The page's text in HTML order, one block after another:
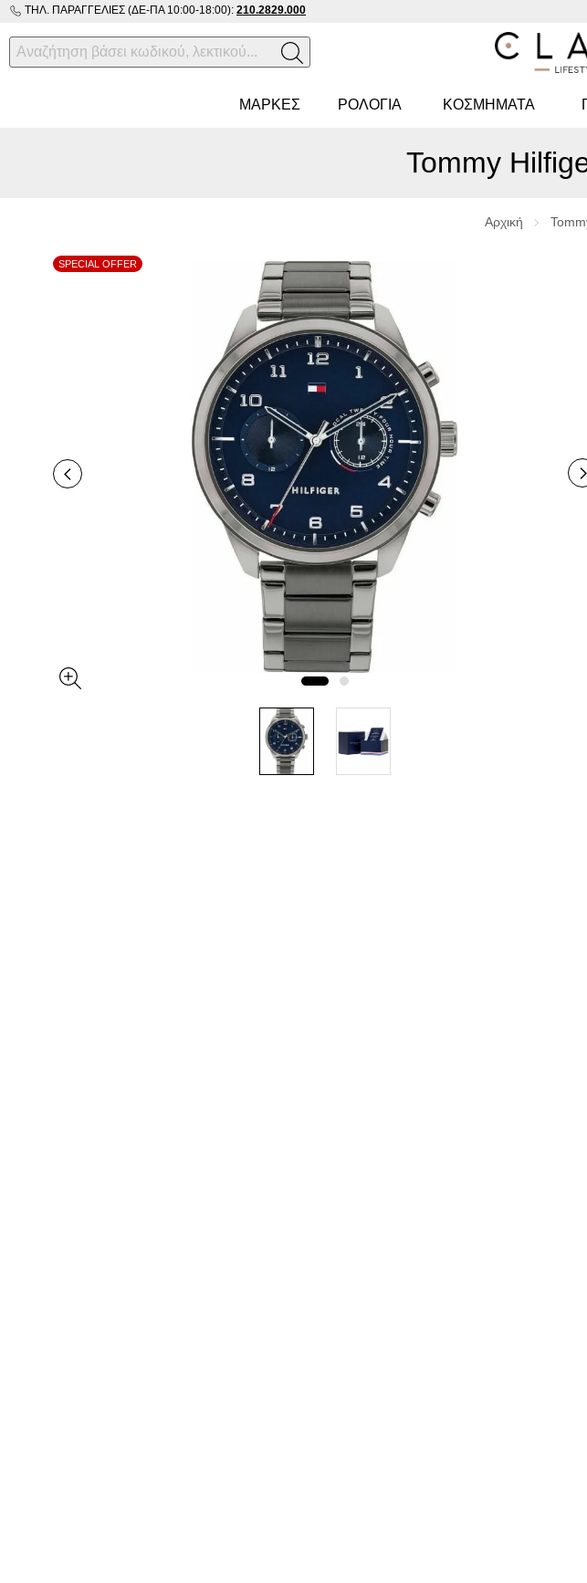
ΤΗΛ. ΠΑΡΑΓΓΕΛΊΕΣ (ΔΕ-ΠΑ 10:00-18:00): 210.2829.000
ΜΑΡΚΕΣ ΡΟΛΌΓΙΑ ΚΟΣΜΉΜΑΤΑ
Tommy
Αρχική
SPECIAL OFFER